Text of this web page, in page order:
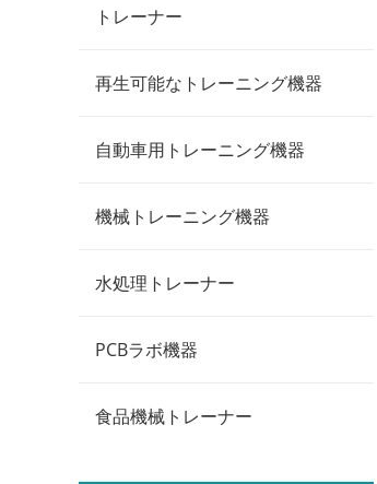
トレーナー
再生可能なトレーニング機器
自動車用トレーニング機器
機械トレーニング機器
水処理トレーナー
PCBラボ機器
食品機械トレーナー